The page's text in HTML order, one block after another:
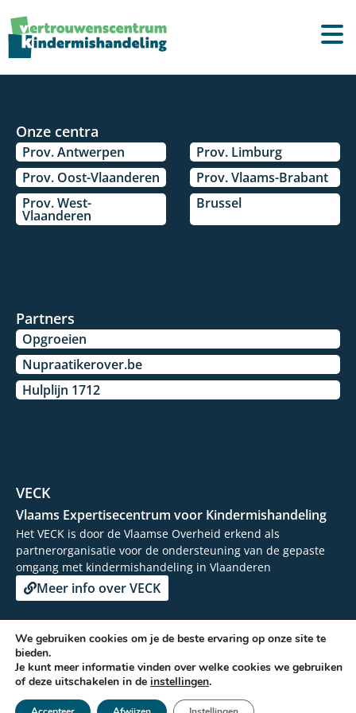
Onze centra
Prov. Antwerpen
Prov. Limburg
Prov. Oost-Vlaanderen
Prov. Vlaams-Brabant
Prov. West-
Vlaanderen
Brussel
Partners
Opgroeien
Nupraatikerover.be
Hulplijn 1712
VECK
Vlaams Expertisecentrum voor Kindermishandeling
Het VECK is door de Vlaamse Overheid erkend als
partnerorganisatie voor de ondersteuning van de gepaste
omgang met kindermishandeling in Vlaanderen
Meer info over VECK
© 2026 - Vertrouwenscentrum Kindermishandeling
Facebook
We gebruiken cookies om je de beste ervaring op onze site te
bieden.
Je kunt meer informatie vinden over welke cookies we gebruiken
of deze uitschakelen in de instellingen.